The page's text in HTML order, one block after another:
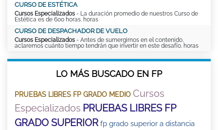
CURSO DE ESTÉTICA
Cursos Especializados - La duración promedio de nuestros Curso de
Estética es de 600 horas. horas
CURSO DE DESPACHADOR DE VUELO
Cursos Especializados - Antes de sumergirnos en el contenido,
aclaremos cuánto tiempo tendrán que invertir en este desafío. horas
LO MÁS BUSCADO EN FP
PRUEBAS LIBRES FP GRADO MEDIO Cursos
Especializados PRUEBAS LIBRES FP
GRADO SUPERIOR fp grado superior a distancia